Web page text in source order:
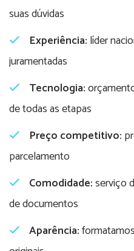
suas dúvidas
Experiência: líder
juramentadas
Tecnologia:
de todas as etapas
Preço competitivo:
parcelamento
Comodidade:serviço
de documentos
Aparência: